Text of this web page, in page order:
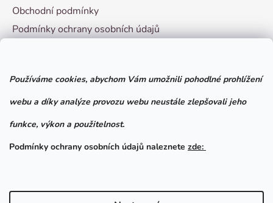
Používáme cookies, abychom Vám umožnili pohodlné prohlížení
webu a díky analýze provozu webu neustále zlepšovali jeho
funkce, výkon a použitelnost.
Podmínky ochrany osobních údajů naleznete zde:
Obchodní podmínky
Podmínky ochrany osobních údajů
Facebook